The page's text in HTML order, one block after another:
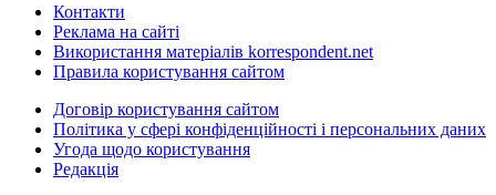
Контакти
Реклама на сайті
Використання матеріалів korrespondent.net
Правила користування сайтом
Договір користування сайтом
Політика у сфері конфіденційності і персональних даних
Угода щодо користування
Редакція